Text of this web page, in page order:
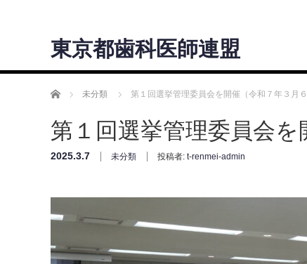
東京都歯科医師連盟
ホーム 未分類 第１回選挙管理委員会を開催（令和７年３月６
第１回選挙管理委員会を
2025.3.7 未分類 投稿者: t-renmei-admin